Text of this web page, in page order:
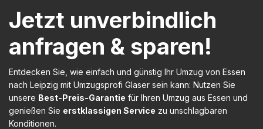
Jetzt unverbindlich
anfragen & sparen!
Entdecken Sie, wie einfach und günstig Ihr Umzug von Essen
nach Leipzig mit Umzugsprofi Glaser sein kann: Nutzen Sie
unsere Best-Preis-Garantie für Ihren Umzug aus Essen und
genießen Sie erstklassigen Service zu unschlagbaren
Konditionen.